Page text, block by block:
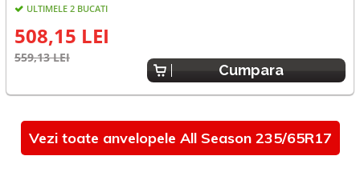
ULTIMELE 2 BUCATI
508,15 LEI
559,13 LEI
Cumpara
Vezi toate anvelopele All Season 235/65R17